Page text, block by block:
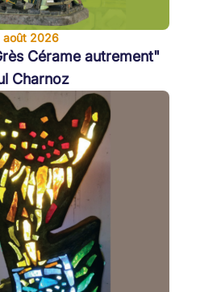
août 2026
Cérame autrement"
Charnoz